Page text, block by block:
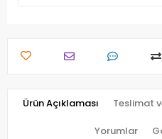
Ürün Açıklaması Teslimat
Yorumlar